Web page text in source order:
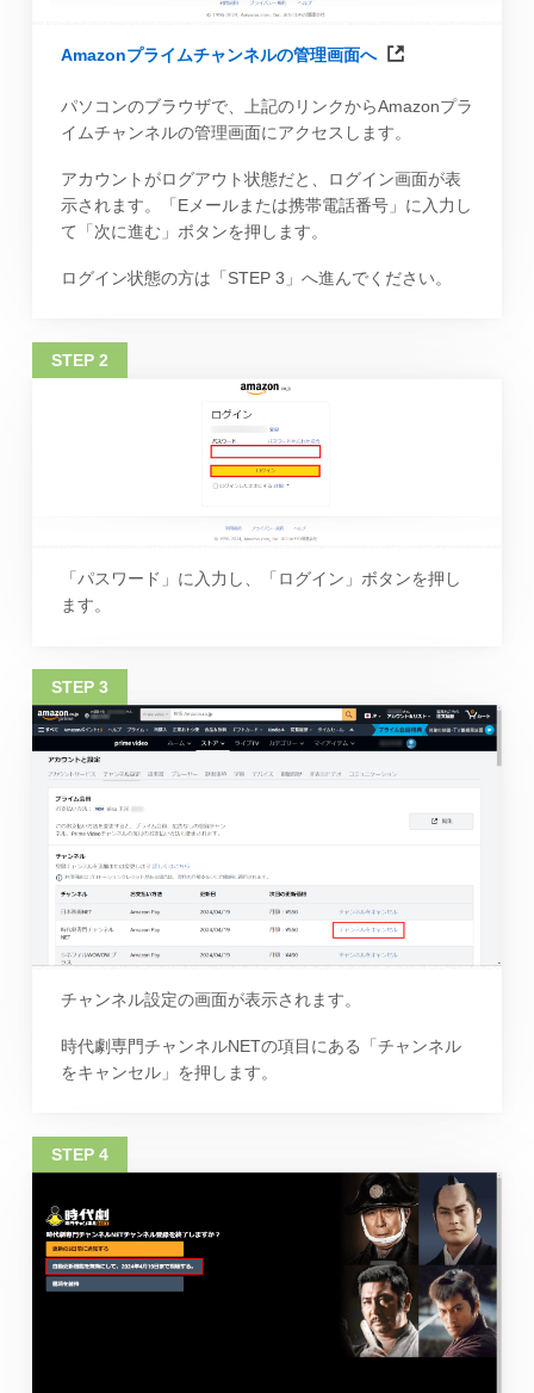
Amazonプライムチャンネルの管理画面へ
パソコンのブラウザで、上記のリンクからAmazonプラ
イムチャンネルの管理画面にアクセスします。
アカウントがログアウト状態だと、ログイン画面が表
示されます。「Eメールまたは携帯電話番号」に入力し
て「次に進む」ボタンを押します。
ログイン状態の方は「STEP 3」へ進んでください。
「パスワード」に入力し、「ログイン」ボタンを押し
ます。
チャンネル設定の画面が表示されます。
時代劇専門チャンネルNETの項目にある「チャンネル
をキャンセル」を押します。